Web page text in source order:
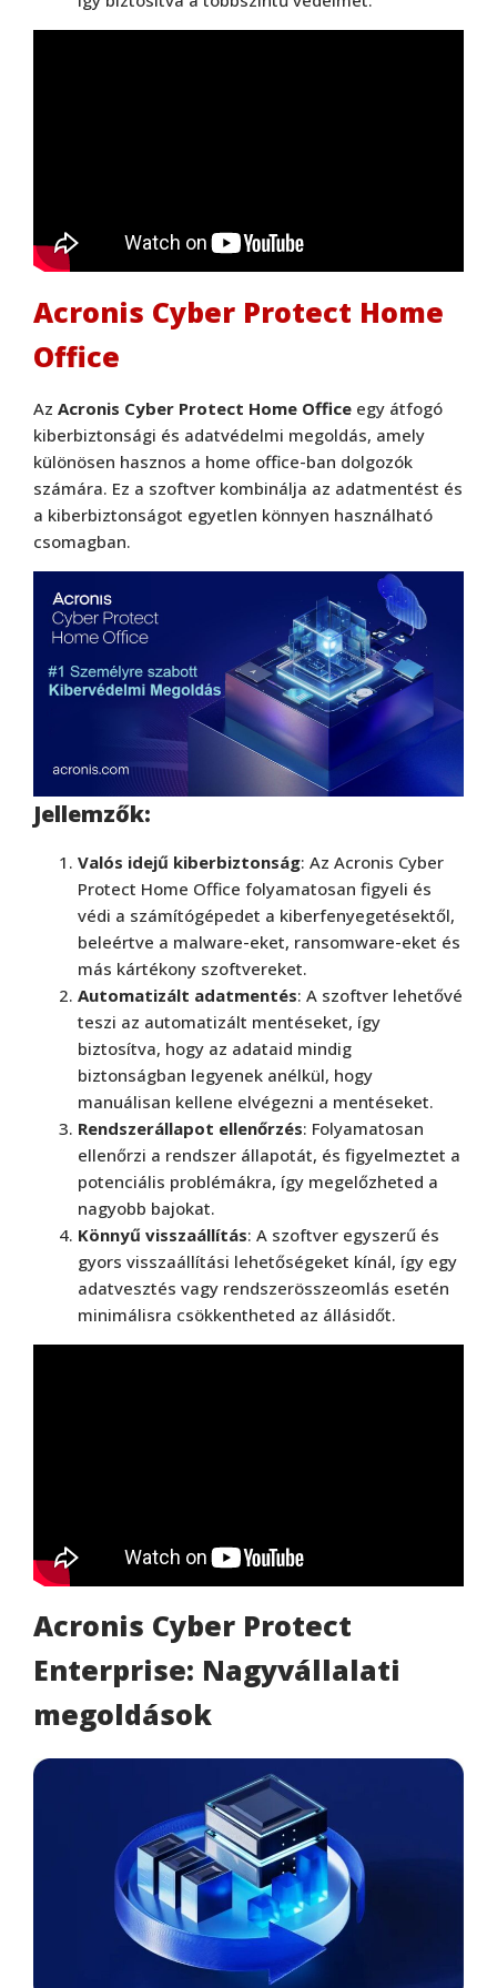
Acronis Cyber Protect Home
Office
Az Acronis Cyber Protect Home Office egy átfogó
kiberbiztonsági és adatvédelmi megoldás, amely
különösen hasznos a home office-ban dolgozók
számára. Ez a szoftver kombinálja az adatmentést és
a kiberbiztonságot egyetlen könnyen használható
csomagban.
Jellemzők:
Valós idejű kiberbiztonság: Az Acronis Cyber
Protect Home Office folyamatosan figyeli és
védi a számítógépedet a kiberfenyegetésektől,
beleértve a malware-eket, ransomware-eket és
más kártékony szoftvereket.
Automatizált adatmentés: A szoftver lehetővé
teszi az automatizált mentéseket, így
biztosítva, hogy az adataid mindig
biztonságban legyenek anélkül, hogy
manuálisan kellene elvégezni a mentéseket.
Rendszerállapot ellenőrzés: Folyamatosan
ellenőrzi a rendszer állapotát, és figyelmeztet a
potenciális problémákra, így megelőzheted a
nagyobb bajokat.
Könnyű visszaállítás: A szoftver egyszerű és
gyors visszaállítási lehetőségeket kínál, így egy
adatvesztés vagy rendszerösszeomlás esetén
minimálisra csökkentheted az állásidőt.
Acronis Cyber Protect
Enterprise: Nagyvállalati
megoldások